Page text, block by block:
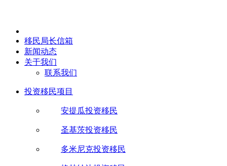
移民局长信箱
新闻动态
关于我们
联系我们
投资移民项目
安提瓜投资移民
圣基茨投资移民
多米尼克投资移民